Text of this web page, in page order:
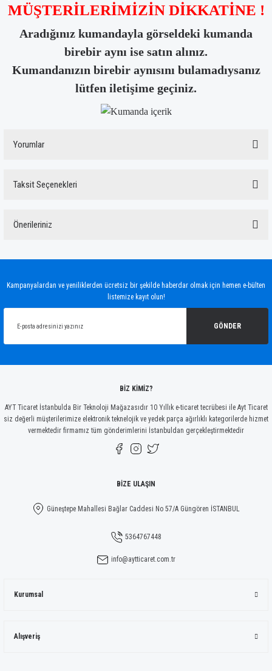
MÜŞTERİLERİMİZİN DİKKATİNE !
Aradığınız kumandayla görseldeki kumanda
birebir aynı ise satın alınız.
Kumandanızın birebir aynısını bulamadıysanız
lütfen iletişime geçiniz.
Yorumlar
Taksit Seçenekleri
Önerileriniz
Ürün açıklamasında eksik bilgiler bulunuyor.
Gönder
Kampanyalardan ve yeniliklerden ücretsiz bir şekilde haberdar olmak için hemen e-bülten
listemize kayıt olun!
GÖNDER
BİZ KİMİZ?
AYT Ticaret İstanbulda Bir Teknoloji Mağazasıdır 10 Yıllık e-ticaret tecrübesi ile Ayt Ticaret
siz değerli müşterilerimize elektronik teknelojik ve yedek parça ağırlıklı kategorilerde hizmet
vermektedir firmamız tüm gönderimlerini İstanbuldan gerçekleştirmektedir
BİZE ULAŞIN
Güneştepe Mahallesi Bağlar Caddesi No 57/A Güngören İSTANBUL
5364767448
info@aytticaret.com.tr
Kurumsal
Alışveriş